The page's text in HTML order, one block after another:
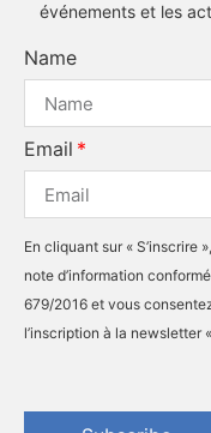
événements et les
Name
Email
En cliquant sur « S’inscrire
note d’information
679/2016 et vous
l’inscription à la newsletter